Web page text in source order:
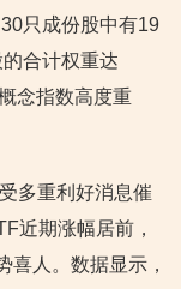
只成份股中有19
合计权重达
念指数高度重
多重利好消息催
近期涨幅居前，
喜人。数据显示，